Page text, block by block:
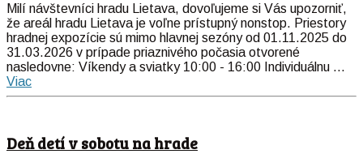
Milí návštevníci hradu Lietava, dovoľujeme si Vás upozorniť,
že areál hradu Lietava je voľne prístupný nonstop. Priestory
hradnej expozície sú mimo hlavnej sezóny od 01.11.2025 do
31.03.2026 v prípade priaznivého počasia otvorené
nasledovne: Víkendy a sviatky 10:00 - 16:00 Individuálnu ...
Viac
Deň detí v sobotu na hrade